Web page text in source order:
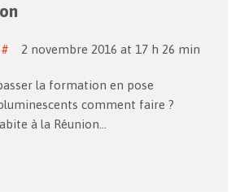
2 novembre 2016 at 17 h 26 min
#
la formation en pose
comment faire ?
à la Réunion…